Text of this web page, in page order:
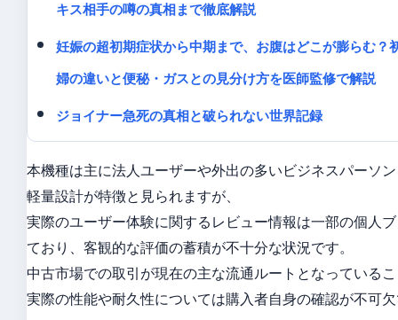
キス相手の噂の真相まで徹底解説
妊娠の超初期症状から中期まで、お腹はどこが膨らむ？
婦の違いと便秘・ガスとの見分け方を医師監修で解説
ジョイナー急死の真相と破られない世界記録
本機種は主に法人ユーザーや外出の多いビジネスパーソ
軽量設計が特徴と見られますが、
実際のユーザー体験に関するレビュー情報は一部の個人
ており、客観的な評価の蓄積が不十分な状況です。
中古市場での取引が現在の主な流通ルートとなっている
実際の性能や耐久性については購入者自身の確認が不可